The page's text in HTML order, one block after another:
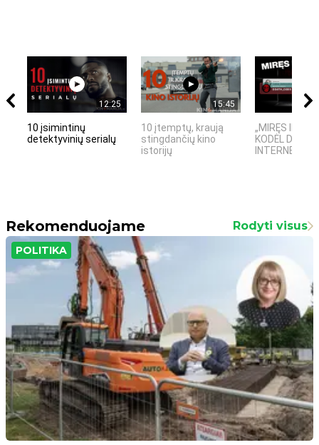
12:25
10 įsimintinų
detektyvinių serialų
15:45
10 įtemptų, kraują
stingdančių kino
istorijų
„MIRĘS
KODĖL
INTERNETO
Rekomenduojame Rodyti visus
POLITIKA